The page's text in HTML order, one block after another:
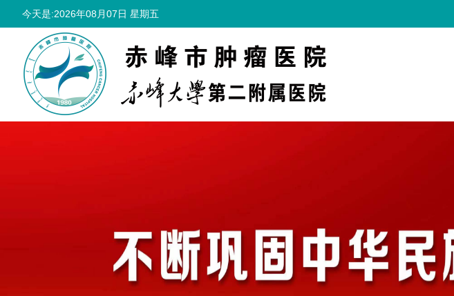
今天是:2026年08月07日 星期五